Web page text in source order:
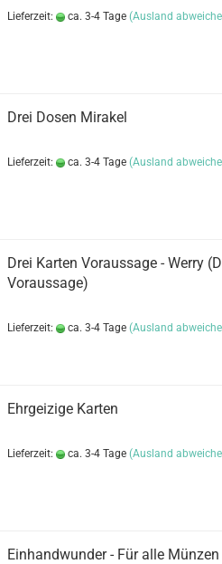
Lieferzeit: ca. 3-4 Tage (Ausland
Drei Dosen Mirakel
Lieferzeit: ca. 3-4 Tage (Ausland
Drei Karten Voraussage - Werry
Voraussage)
Lieferzeit: ca. 3-4 Tage (Ausland
Ehrgeizige Karten
Lieferzeit: ca. 3-4 Tage (Ausland
Einhandwunder - Für alle